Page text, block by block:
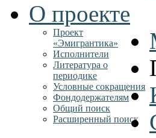
О проекте
Проект
«Эмигрантика»
Исполнители
Литература о
периодике
Условные сокращения
Фондодержателям
Общий поиск
Расширенный поиск